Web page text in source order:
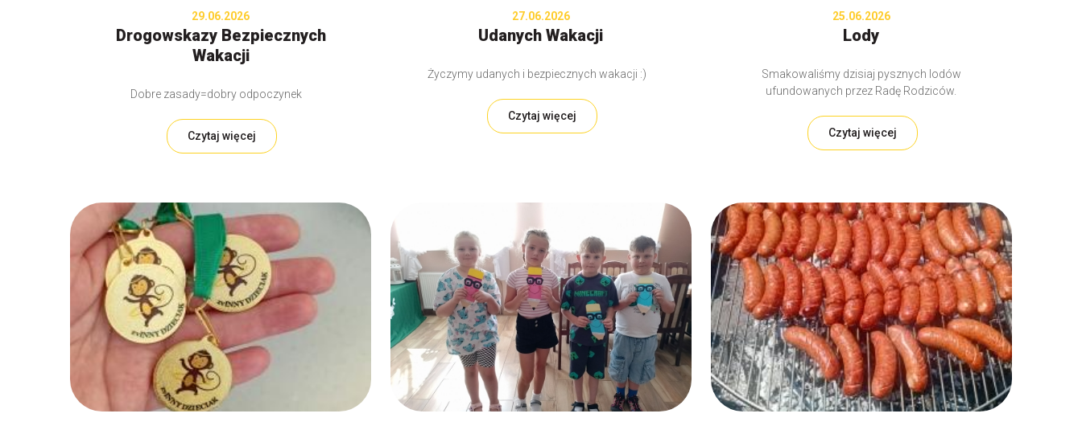
29.06.2026
Drogowskazy Bezpiecznych
Wakacji
Dobre zasady=dobry odpoczynek
Czytaj więcej
27.06.2026
Udanych Wakacji
Życzymy udanych i bezpiecznych wakacji :)
Czytaj więcej
25.06.2026
Lody
Smakowaliśmy dzisiaj pysznych lodów
ufundowanych przez Radę Rodziców.
Czytaj więcej